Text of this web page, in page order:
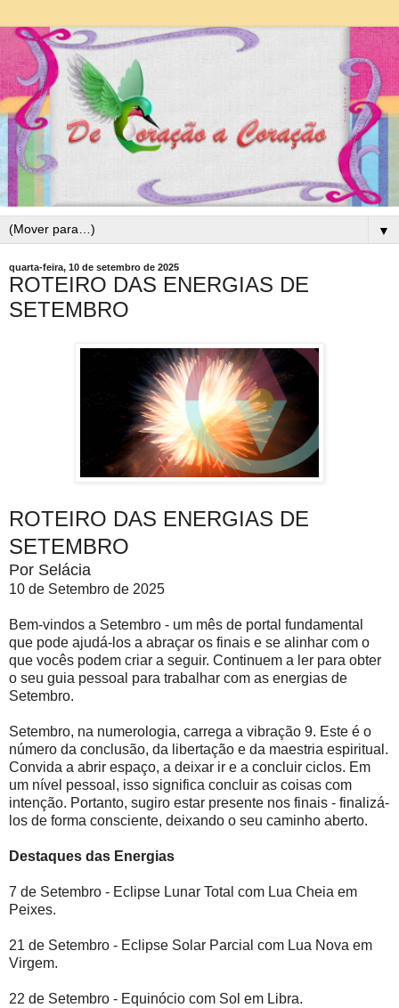
▼
quarta-feira, 10 de setembro de 2025
ROTEIRO DAS ENERGIAS DE
SETEMBRO
ROTEIRO DAS ENERGIAS DE
SETEMBRO
Por Selácia
10 de Setembro de 2025
Bem-vindos a Setembro - um mês de portal fundamental
que pode ajudá-los a abraçar os finais e se alinhar com o
que vocês podem criar a seguir. Continuem a ler para obter
o seu guia pessoal para trabalhar com as energias de
Setembro.
Setembro, na numerologia, carrega a vibração 9. Este é o
número da conclusão, da libertação e da maestria espiritual.
Convida a abrir espaço, a deixar ir e a concluir ciclos. Em
um nível pessoal, isso significa concluir as coisas com
intenção. Portanto, sugiro estar presente nos finais - finalizá-
los de forma consciente, deixando o seu caminho aberto.
Destaques das Energias
7 de Setembro - Eclipse Lunar Total com Lua Cheia em
Peixes.
21 de Setembro - Eclipse Solar Parcial com Lua Nova em
Virgem.
22 de Setembro - Equinócio com Sol em Libra.